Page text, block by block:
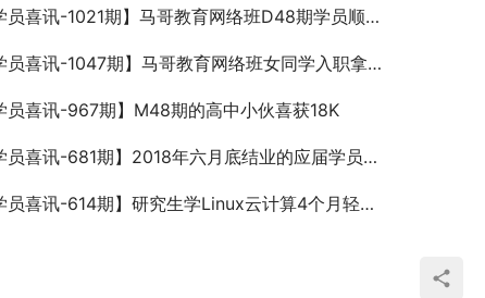
员喜讯-1021期】马哥教育网络班D48期学员顺利就业-郑州14x16薪
员喜讯-1047期】马哥教育网络班女同学入职拿到12k薪资
员喜讯-967期】M48期的高中小伙喜获18K
喜讯-681期】2018年六月底结业的应届学员，顺利通过京东面试，知识学到了，机会抓住了，入职大公司就这么成了
员喜讯-614期】研究生学Linux云计算4个月轻松年薪13万